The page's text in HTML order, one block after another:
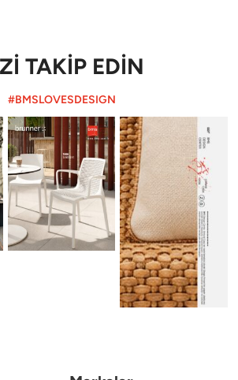
TAKİP EDİN
#BMSLOVESDESIGN